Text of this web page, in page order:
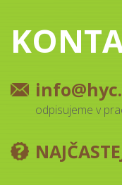
odpisujeme v